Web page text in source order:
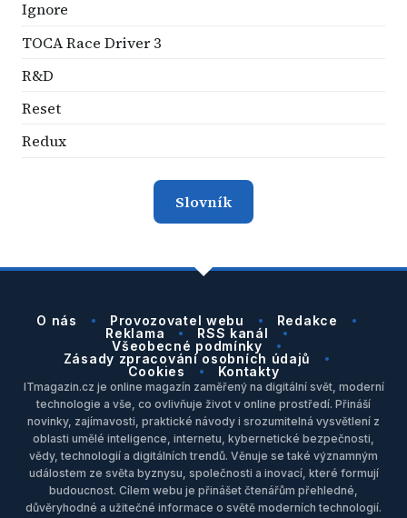
Ignore
TOCA Race Driver 3
R&D
Reset
Redux
Slovník
O nás Provozovatel webu
Redakce
Reklama
RSS kanál
Všeobecné podmínky
Zásady zpracování osobních údajů
Cookies
Kontakty
ITmagazin.cz je online magazín zaměřený na digitální svět, moderní
technologie a vše, co ovlivňuje život v online prostředí. Přináší
novinky, zajímavosti, praktické návody i srozumitelná vysvětlení z
oblasti umělé inteligence, internetu, kybernetické bezpečnosti,
vědy, technologií a digitálních trendů. Věnuje se také významným
událostem ze světa byznysu, společnosti a inovací, které formují
budoucnost. Cílem webu je přinášet čtenářům přehledné,
důvěryhodné a užitečné informace o světě moderních technologií.